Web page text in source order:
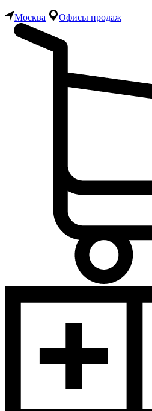
Москва Офисы продаж